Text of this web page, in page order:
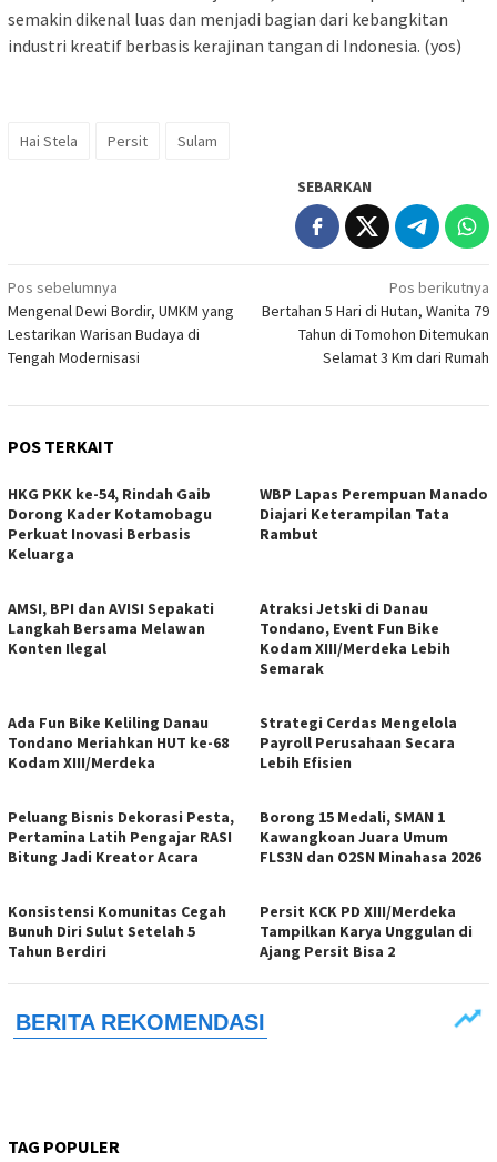
semakin dikenal luas dan menjadi bagian dari kebangkitan
industri kreatif berbasis kerajinan tangan di Indonesia. (yos)
Hai Stela Persit Sulam
SEBARKAN
Navigasi
pos
Pos sebelumnya
Mengenal Dewi Bordir, UMKM yang
Lestarikan Warisan Budaya di
Tengah Modernisasi
Pos berikutnya
Bertahan 5 Hari di Hutan, Wanita 79
Tahun di Tomohon Ditemukan
Selamat 3 Km dari Rumah
POS TERKAIT
HKG PKK ke-54, Rindah Gaib
Dorong Kader Kotamobagu
Perkuat Inovasi Berbasis
Keluarga
WBP Lapas Perempuan Manado
Diajari Keterampilan Tata
Rambut
AMSI, BPI dan AVISI Sepakati
Langkah Bersama Melawan
Konten Ilegal
Atraksi Jetski di Danau
Tondano, Event Fun Bike
Kodam XIII/Merdeka Lebih
Semarak
Ada Fun Bike Keliling Danau
Tondano Meriahkan HUT ke-68
Kodam XIII/Merdeka
Strategi Cerdas Mengelola
Payroll Perusahaan Secara
Lebih Efisien
Peluang Bisnis Dekorasi Pesta,
Pertamina Latih Pengajar RASI
Bitung Jadi Kreator Acara
Borong 15 Medali, SMAN 1
Kawangkoan Juara Umum
FLS3N dan O2SN Minahasa 2026
Konsistensi Komunitas Cegah
Bunuh Diri Sulut Setelah 5
Tahun Berdiri
Persit KCK PD XIII/Merdeka
Tampilkan Karya Unggulan di
Ajang Persit Bisa 2
TAG POPULER